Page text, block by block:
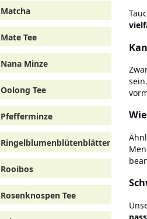
Matcha
Mate Tee
Nana Minze
Oolong Tee
Pfefferminze
Ringelblumenblütenblätter
Rooibos
Rosenknospen Tee